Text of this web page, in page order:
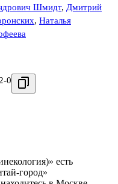
Шмидт, Дмитрий
, Наталья
0
есть
город»